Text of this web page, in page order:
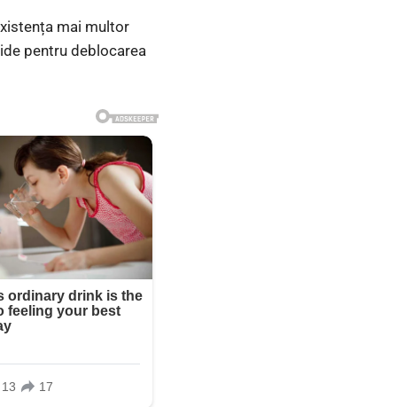
mai multor
pentru deblocarea